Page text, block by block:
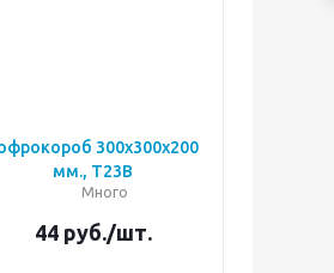
300х300х200
мм., Т23В
Много
44руб./шт.